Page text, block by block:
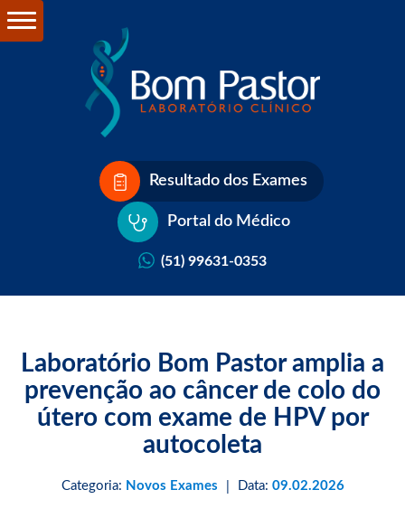
Resultado dos Exames
Portal do Médico
(51) 99631-0353
Laboratório Bom Pastor amplia a
prevenção ao câncer de colo do
útero com exame de HPV por
autocoleta
Categoria: Novos Exames Data: 09.02.2026